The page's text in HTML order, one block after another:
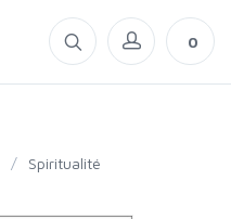
0
/ Spiritualité